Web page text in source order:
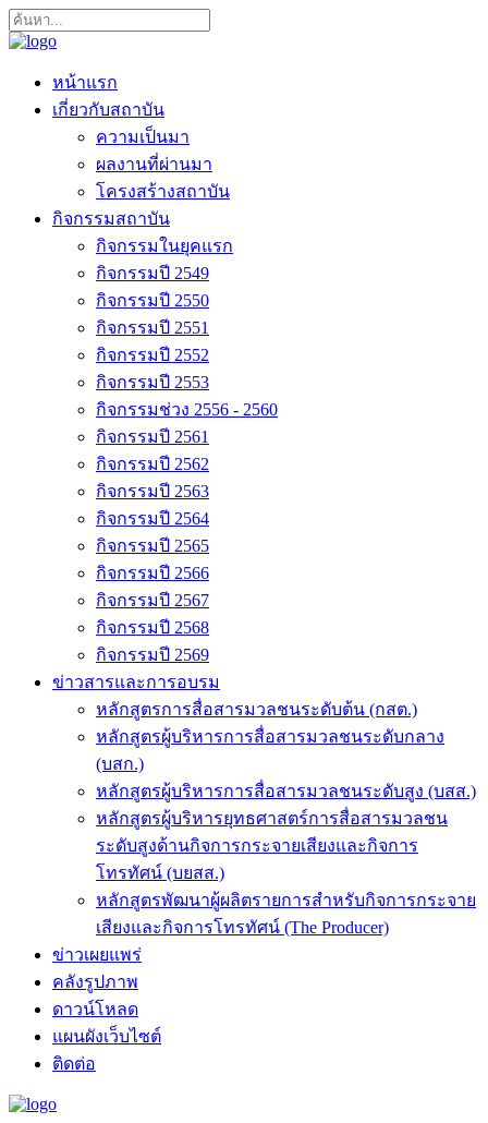
หน้าแรก
เกี่ยวกับสถาบัน
ความเป็นมา
ผลงานที่ผ่านมา
โครงสร้างสถาบัน
กิจกรรมสถาบัน
กิจกรรมในยุคแรก
กิจกรรมปี 2549
กิจกรรมปี 2550
กิจกรรมปี 2551
กิจกรรมปี 2552
กิจกรรมปี 2553
กิจกรรมช่วง 2556 - 2560
กิจกรรมปี 2561
กิจกรรมปี 2562
กิจกรรมปี 2563
กิจกรรมปี 2564
กิจกรรมปี 2565
กิจกรรมปี 2566
กิจกรรมปี 2567
กิจกรรมปี 2568
กิจกรรมปี 2569
ข่าวสารและการอบรม
หลักสูตรการสื่อสารมวลชนระดับต้น (กสต.)
หลักสูตรผู้บริหารการสื่อสารมวลชนระดับกลาง
(บสก.)
หลักสูตรผู้บริหารการสื่อสารมวลชนระดับสูง (บสส.)
หลักสูตรผู้บริหารยุทธศาสตร์การสื่อสารมวลชน
ระดับสูงด้านกิจการกระจายเสียงและกิจการ
โทรทัศน์ (บยสส.)
หลักสูตรพัฒนาผู้ผลิตรายการสำหรับกิจการกระจาย
เสียงและกิจการโทรทัศน์ (The Producer)
ข่าวเผยแพร่
คลังรูปภาพ
ดาวน์โหลด
แผนผังเว็บไซต์
ติดต่อ